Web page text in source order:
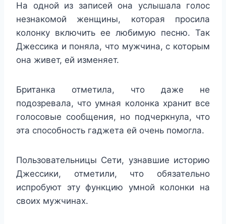
На одной из записей она услышала голос
незнакомой женщины, которая просила
колонку включить ее любимую песню. Так
Джессика и поняла, что мужчина, с которым
она живет, ей изменяет.
Британка отметила, что даже не
подозревала, что умная колонка хранит все
голосовые сообщения, но подчеркнула, что
эта способность гаджета ей очень помогла.
Пользовательницы Сети, узнавшие историю
Джессики, отметили, что обязательно
испробуют эту функцию умной колонки на
своих мужчинах.